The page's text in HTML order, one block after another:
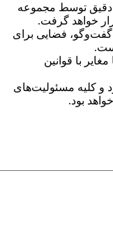
دقیق توسط مجموعه
خواهد گرفت.
فضایی برای
با قوانین
کلیه مسئولیت‌های
بود.